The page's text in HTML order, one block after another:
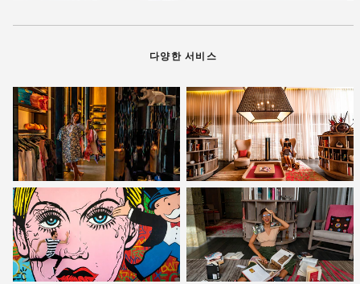
다양한 서비스